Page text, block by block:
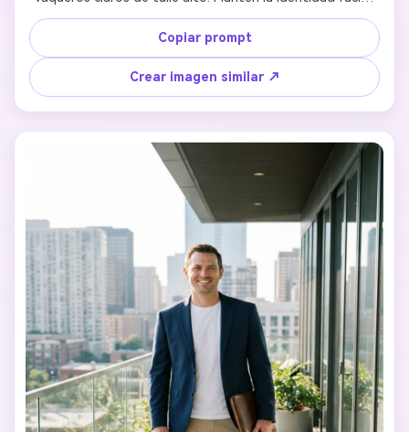
con una sonrisa cálida. Fondo: Ventana de cafetería
cómoda con luz natural suave, creando un ambiente
cálido y acogedor.
Copiar prompt
Crear imagen similar ↗